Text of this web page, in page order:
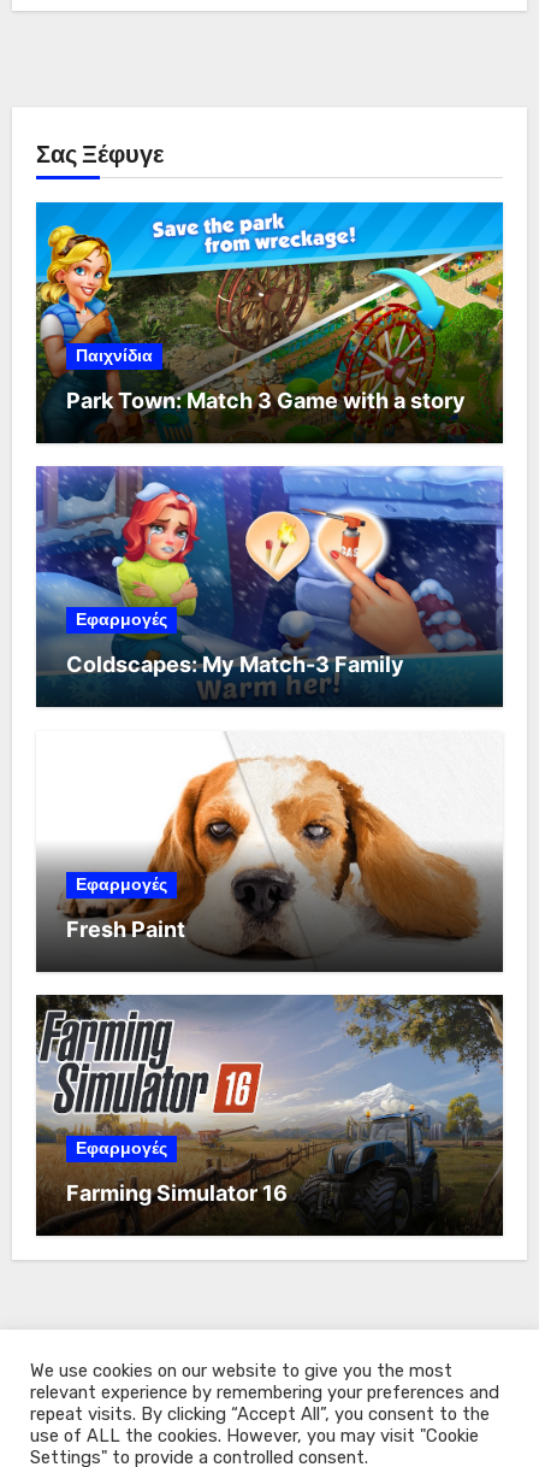
Σας Ξέφυγε
Παιχνίδια
Park Town: Match 3 Game with a story
Εφαρμογές
Coldscapes: My Match-3 Family
Εφαρμογές
Fresh Paint
Εφαρμογές
Farming Simulator 16
We use cookies on our website to give you the most
relevant experience by remembering your preferences and
repeat visits. By clicking “Accept All”, you consent to the
use of ALL the cookies. However, you may visit "Cookie
Settings" to provide a controlled consent.